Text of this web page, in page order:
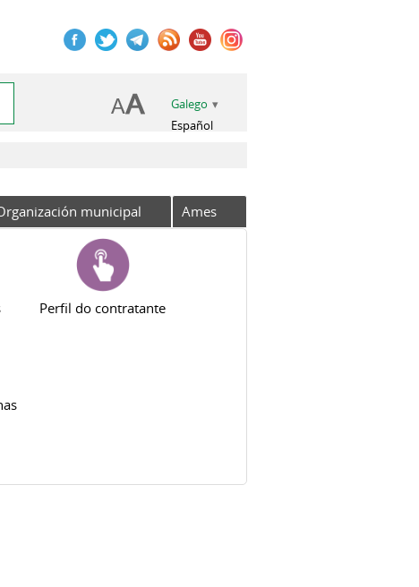
Galego
Español
municipal Ames
Perfil do contratante